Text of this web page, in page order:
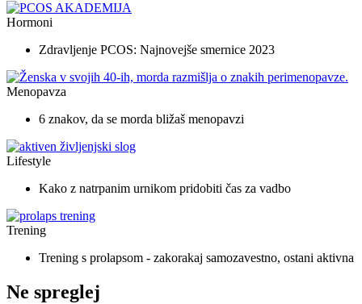
Hormoni
Zdravljenje PCOS: Najnovejše smernice 2023
Menopavza
6 znakov, da se morda bližaš menopavzi
Lifestyle
Kako z natrpanim urnikom pridobiti čas za vadbo
Trening
Trening s prolapsom - zakorakaj samozavestno, ostani aktivna
Ne spreglej